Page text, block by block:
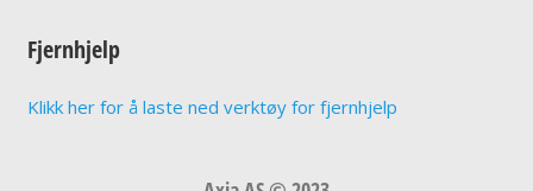
Fjernhjelp
Klikk her for å laste ned verktøy for fjernhjelp